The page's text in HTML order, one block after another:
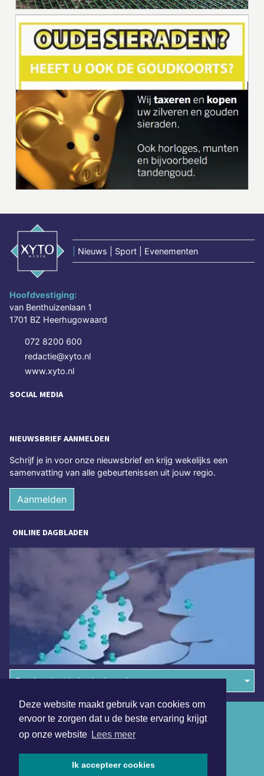
Deze website maakt gebruik van cookies om
ervoor te zorgen dat u de beste ervaring krijgt
op onze website Lees meer
Ik accepteer cookies
Nieuws | Sport | Evenementen
Hoofdvestiging:
van Benthuizenlaan 1
1701 BZ Heerhugowaard
072 8200 600
redactie@xyto.nl
www.xyto.nl
SOCIAL MEDIA
NIEUWSBRIEF AANMELDEN
Schrijf je in voor onze nieuwsbrief en krijg wekelijks een
samenvatting van alle gebeurtenissen uit jouw regio.
Aanmelden
ONLINE DAGBLADEN
Overige dagbladen in de regio
Algemene voorwaarden
Disclaimer